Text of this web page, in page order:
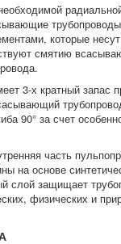
которые
смятию
3-х кратный запас
90° за счет
часть
на основе
слой защищает
физических и